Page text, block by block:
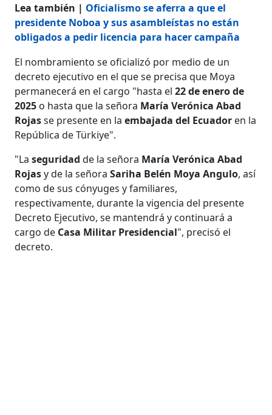
Lea también | Oficialismo se aferra a que el
presidente Noboa y sus asambleístas no están
obligados a pedir licencia para hacer campaña
El nombramiento se oficializó por medio de un
decreto ejecutivo en el que se precisa que Moya
permanecerá en el cargo "hasta el22 de enero de
2025 o hasta que la señora María Verónica Abad
Rojasse presente en laembajada del Ecuador en la
República de Türkiye".
"Laseguridad de la señora María Verónica Abad
Rojasy de la señoraSariha Belén Moya Angulo, así
como de sus cónyuges y familiares,
respectivamente, durante la vigencia del presente
Decreto Ejecutivo, se mantendrá y continuará a
cargo de Casa Militar Presidencial", precisó el
decreto.